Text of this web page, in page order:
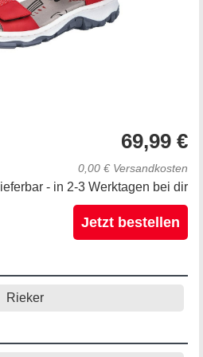
69,99 €
0,00 € Versandkosten
lieferbar - in 2-3 Werktagen bei dir
Jetzt bestellen
Rieker